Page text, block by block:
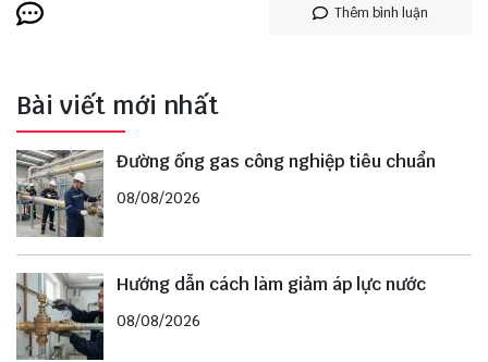
Thêm bình luận
Bài viết mới nhất
Đường ống gas công nghiệp tiêu chuẩn
08/08/2026
Hướng dẫn cách làm giảm áp lực nước
08/08/2026